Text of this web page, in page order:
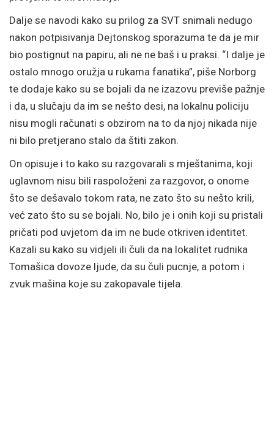
Dalje se navodi kako su prilog za SVT snimali nedugo
nakon potpisivanja Dejtonskog sporazuma te da je mir
bio postignut na papiru, ali ne ne baš i u praksi. “I dalje je
ostalo mnogo oružja u rukama fanatika”, piše Norborg
te dodaje kako su se bojali da ne izazovu previše pažnje
i da, u slučaju da im se nešto desi, na lokalnu policiju
nisu mogli računati s obzirom na to da njoj nikada nije
ni bilo pretjerano stalo da štiti zakon.
On opisuje i to kako su razgovarali s mještanima, koji
uglavnom nisu bili raspoloženi za razgovor, o onome
što se dešavalo tokom rata, ne zato što su nešto krili,
već zato što su se bojali. No, bilo je i onih koji su pristali
pričati pod uvjetom da im ne bude otkriven identitet.
Kazali su kako su vidjeli ili čuli da na lokalitet rudnika
Tomašica dovoze ljude, da su čuli pucnje, a potom i
zvuk mašina koje su zakopavale tijela.